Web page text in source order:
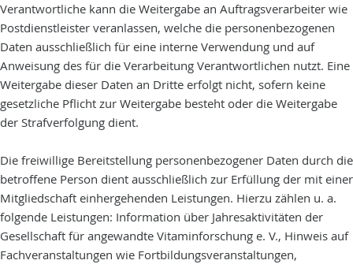
Verantwortliche kann die Weitergabe an Auftragsverarbeiter wie
Postdienstleister veranlassen, welche die personenbezogenen
Daten ausschließlich für eine interne Verwendung und auf
Anweisung des für die Verarbeitung Verantwortlichen nutzt. Eine
Weitergabe dieser Daten an Dritte erfolgt nicht, sofern keine
gesetzliche Pflicht zur Weitergabe besteht oder die Weitergabe
der Strafverfolgung dient.
Die freiwillige Bereitstellung personenbezogener Daten durch die
betroffene Person dient ausschließlich zur Erfüllung der mit einer
Mitgliedschaft einhergehenden Leistungen. Hierzu zählen u. a.
folgende Leistungen: Information über Jahresaktivitäten der
Gesellschaft für angewandte Vitaminforschung e. V., Hinweis auf
Fachveranstaltungen wie Fortbildungsveranstaltungen,